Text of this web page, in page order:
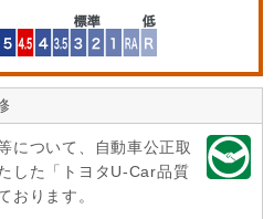
について、自動車公正取
した「トヨタU-Car品質
おります。